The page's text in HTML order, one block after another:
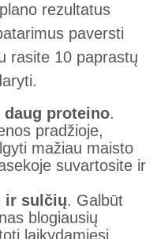
rezultatus
paversti
rasite 10 paprastų
proteino.
pradžioje,
mažiau maisto
suvartosite ir
ir sulčių. Galbūt
blogiausių
laikydamiesi